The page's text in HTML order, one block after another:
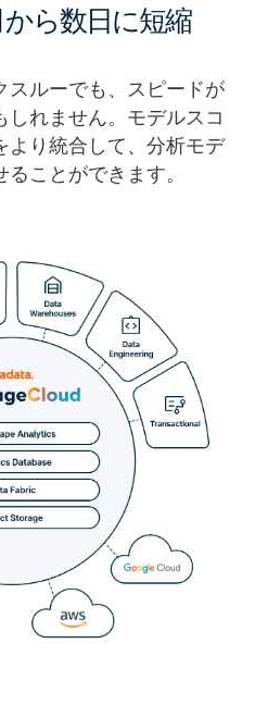
ら数日に短縮
スルーでも、スピードが
れません。モデルスコ
より統合して、分析モデ
ことができます。